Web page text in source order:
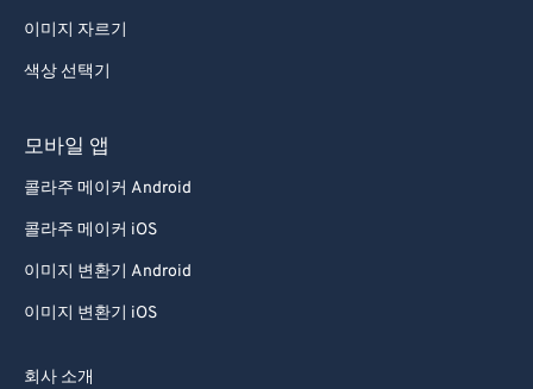
이미지 자르기
색상 선택기
모바일 앱
콜라주 메이커 Android
콜라주 메이커 iOS
이미지 변환기 Android
이미지 변환기 iOS
회사 소개